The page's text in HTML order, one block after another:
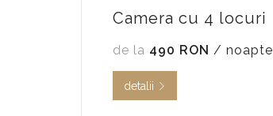
Camera cu 4 locuri
de la 490 RON / noapte
detalii